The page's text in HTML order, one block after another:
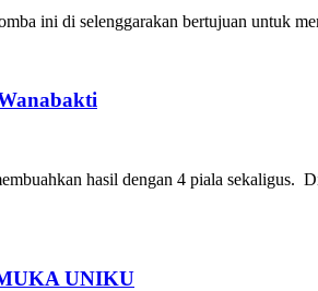
ini di selenggarakan bertujuan untuk
hasil dengan 4 piala sekaligus.
UNIKU